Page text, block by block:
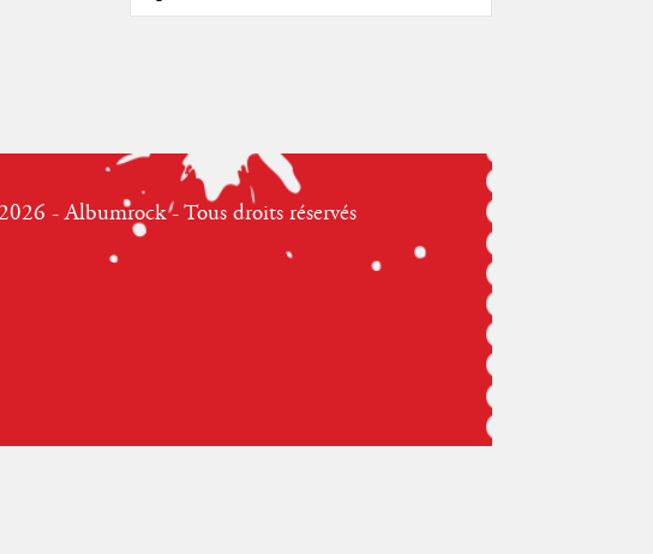
- Albumrock - Tous droits réservés